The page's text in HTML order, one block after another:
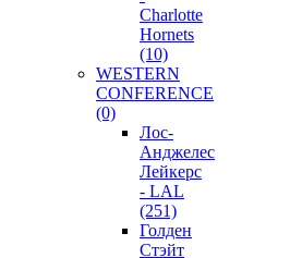
Charlotte
Hornets
(10)
WESTERN
CONFERENCE
(0)
Лос-
Анджелес
Лейкерс
- LAL
(251)
Голден
Стэйт